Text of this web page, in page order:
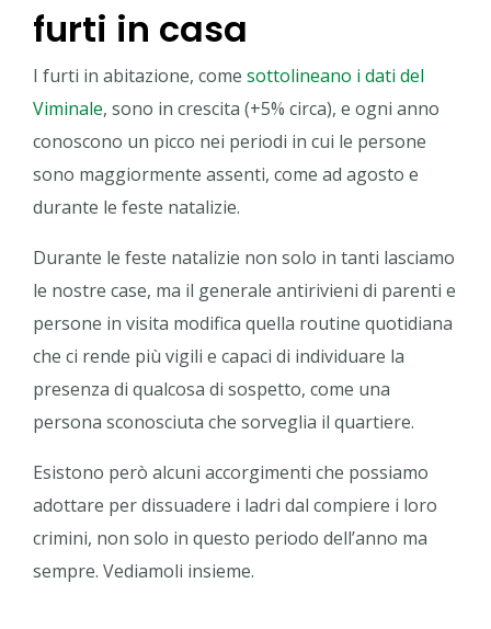
furti in casa
I furti in abitazione, come sottolineano i dati del
Viminale, sono in crescita (+5% circa), e ogni anno
conoscono un picco nei periodi in cui le persone
sono maggiormente assenti, come ad agosto e
durante le feste natalizie.
Durante le feste natalizie non solo in tanti lasciamo
le nostre case, ma il generale antirivieni di parenti e
persone in visita modifica quella routine quotidiana
che ci rende più vigili e capaci di individuare la
presenza di qualcosa di sospetto, come una
persona sconosciuta che sorveglia il quartiere.
Esistono però alcuni accorgimenti che possiamo
adottare per dissuadere i ladri dal compiere i loro
crimini, non solo in questo periodo dell’anno ma
sempre. Vediamoli insieme.